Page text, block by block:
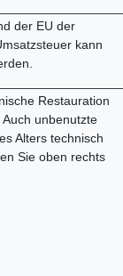
der EU der
kann
Restauration
unbenutzte
Alters technisch
Sie oben rechts